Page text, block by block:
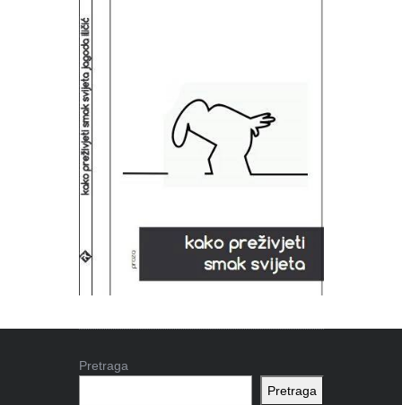
Pretraga
Pretraga